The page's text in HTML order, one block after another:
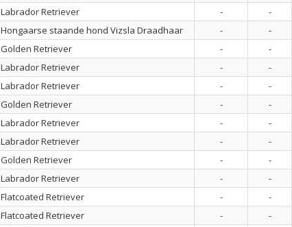
Labrador Retriever -
-
Hongaarse staande hond Vizsla Draadhaar -
-
Golden Retriever -
-
Labrador Retriever -
-
Labrador Retriever -
-
Golden Retriever -
-
Labrador Retriever -
-
Labrador Retriever -
-
Golden Retriever -
-
Labrador Retriever -
-
Flatcoated Retriever -
-
Flatcoated Retriever -
-